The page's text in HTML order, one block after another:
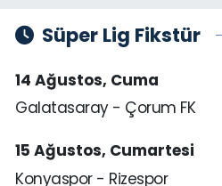
Süper Lig Fikstür
14 Ağustos, Cuma
Galatasaray - Çorum FK
15 Ağustos, Cumartesi
Konyaspor - Rizespor